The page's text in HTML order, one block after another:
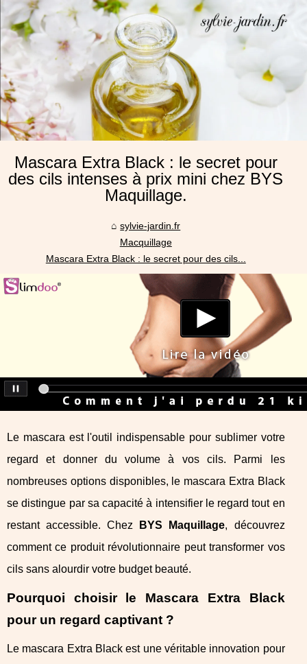
Mascara Extra Black : le secret pour
des cils intenses à prix mini chez BYS
Maquillage.
sylvie-jardin.fr
Macquillage
Mascara Extra Black : le secret pour des cils...
Le mascara est l'outil indispensable pour sublimer votre
regard et donner du volume à vos cils. Parmi les
nombreuses options disponibles, le mascara Extra Black
se distingue par sa capacité à intensifier le regard tout en
restant accessible. Chez
BYS Maquillage, découvrez
comment ce produit révolutionnaire peut transformer vos
cils sans alourdir votre budget beauté.
Pourquoi choisir le Mascara Extra Black
pour un regard captivant ?
Le mascara Extra Black est une véritable innovation pour